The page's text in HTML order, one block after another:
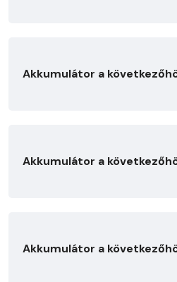
Akkumulátor a
Akkumulátor a
Akkumulátor a